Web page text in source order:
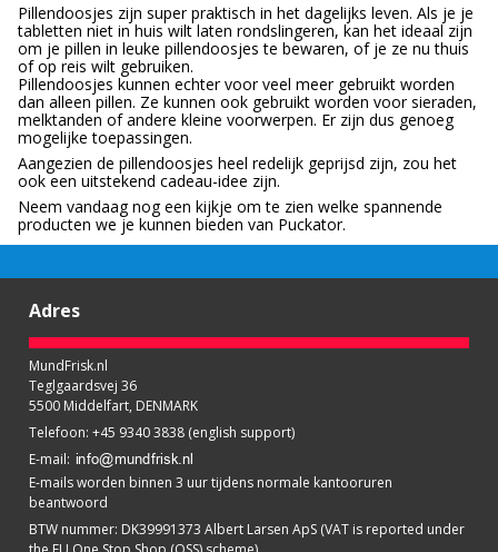
Pillendoosjes zijn super praktisch in het dagelijks leven. Als je je
tabletten niet in huis wilt laten rondslingeren, kan het ideaal zijn
om je pillen in leuke pillendoosjes te bewaren, of je ze nu thuis
of op reis wilt gebruiken.
Pillendoosjes kunnen echter voor veel meer gebruikt worden
dan alleen pillen. Ze kunnen ook gebruikt worden voor sieraden,
melktanden of andere kleine voorwerpen. Er zijn dus genoeg
mogelijke toepassingen.
Aangezien de pillendoosjes heel redelijk geprijsd zijn, zou het
ook een uitstekend cadeau-idee zijn.
Neem vandaag nog een kijkje om te zien welke spannende
producten we je kunnen bieden van Puckator.
Adres
MundFrisk.nl
Teglgaardsvej 36
5500 Middelfart, DENMARK
Telefoon: +45 9340 3838 (english support)
E-mail:
E-mails worden binnen 3 uur tijdens normale kantooruren
beantwoord
BTW nummer: DK39991373 Albert Larsen ApS (VAT is reported under